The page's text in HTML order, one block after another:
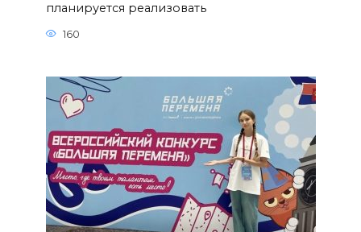
планируется реализовать
160